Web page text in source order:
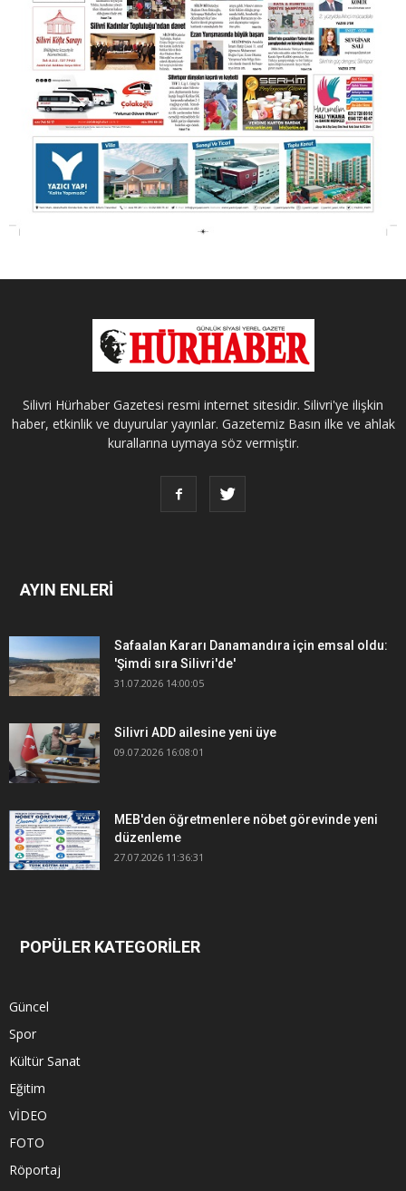
Silivri Hürhaber Gazetesi resmi internet sitesidir. Silivri'ye ilişkin
haber, etkinlik ve duyurular yayınlar. Gazetemiz Basın ilke ve ahlak
kurallarına uymaya söz vermiştir.
AYIN ENLERİ
Safaalan Kararı Danamandıra için emsal oldu:
'Şimdi sıra Silivri'de'
31.07.2026 14:00:05
Silivri ADD ailesine yeni üye
09.07.2026 16:08:01
MEB'den öğretmenlere nöbet görevinde yeni
düzenleme
27.07.2026 11:36:31
POPÜLER KATEGORİLER
Güncel
Spor
Kültür Sanat
Eğitim
VİDEO
FOTO
Röportaj